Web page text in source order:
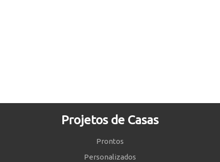
Projetos de Casas
Prontos
Personalizados